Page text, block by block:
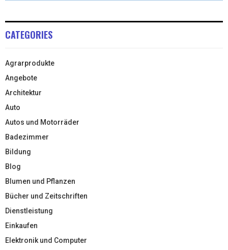
CATEGORIES
Agrarprodukte
Angebote
Architektur
Auto
Autos und Motorräder
Badezimmer
Bildung
Blog
Blumen und Pflanzen
Bücher und Zeitschriften
Dienstleistung
Einkaufen
Elektronik und Computer